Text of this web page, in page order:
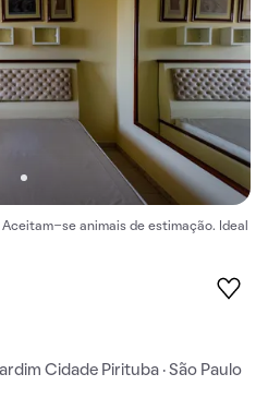
se animais de estimação. Ideal
Cidade Pirituba · São Paulo